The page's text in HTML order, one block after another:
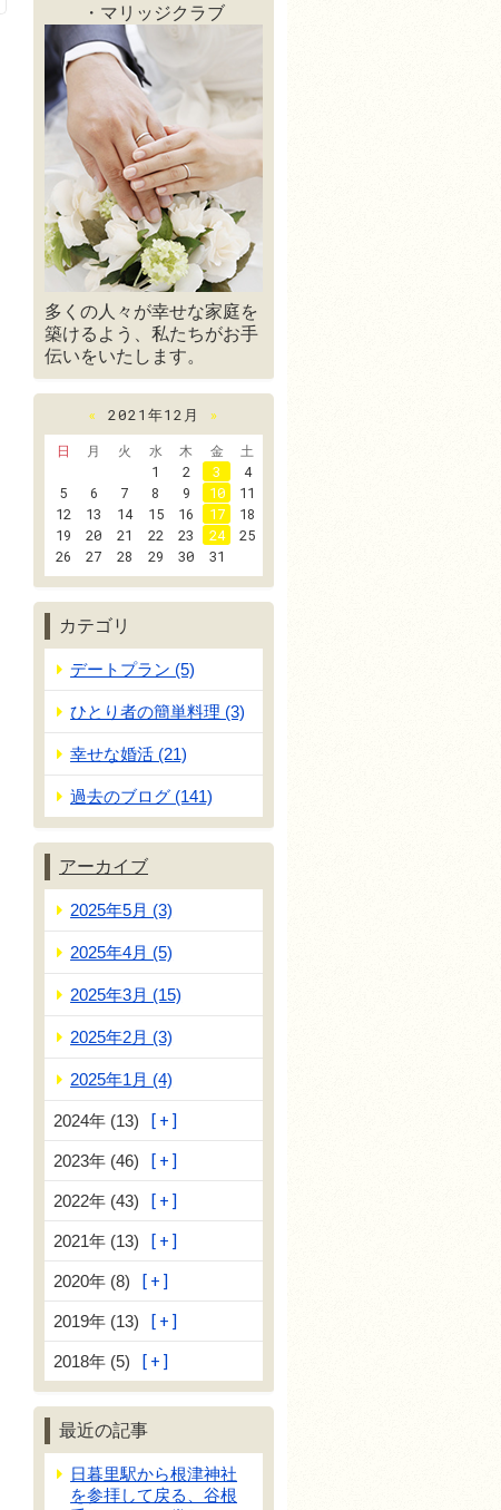
・マリッジクラブ
多くの人々が幸せな家庭を
築けるよう、私たちがお手
伝いをいたします。
« 2021年12月
»
日
月 火 水 木 金
土
1
2 3
4
5
6 7 8 9 10
11
12
13 14 15 16 17
18
19
20 21 22 23 24
25
26
27 28 29 30 31
カテゴリ
デートプラン (5)
ひとり者の簡単料理 (3)
幸せな婚活 (21)
過去のブログ (141)
アーカイブ
2025年5月 (3)
2025年4月 (5)
2025年3月 (15)
2025年2月 (3)
2025年1月 (4)
2024年 (13)
2023年 (46)
2022年 (43)
2021年 (13)
2020年 (8)
2019年 (13)
2018年 (5)
最近の記事
日暮里駅から根津神社
を参拝して戻る、谷根